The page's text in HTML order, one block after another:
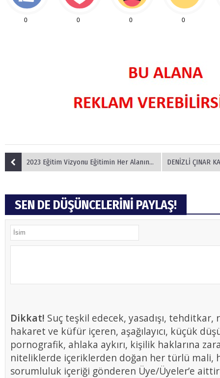
0 0 0 0
2023 Eğitim Vizyonu Eğitimin Her Alanında Fırsat Eşitliği Sağlıyor DENİZLİ ÇINAR
SEN DE DÜŞÜNCELERİNİ PAYLAŞ!
Dikkat! Suç teşkil edecek, yasadışı, tehditkar,
hakaret ve küfür içeren, aşağılayıcı, küçük
pornografik, ahlaka aykırı, kişilik haklarına
niteliklerde içeriklerden doğan her türlü mali,
sorumluluk içeriği gönderen Üye/Üyeler’e